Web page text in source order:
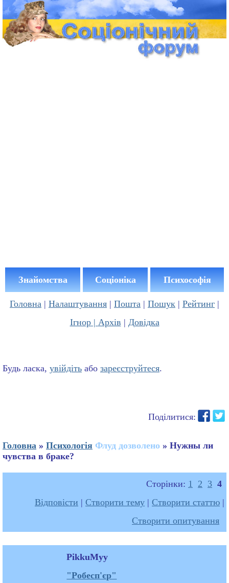
Знайомства Соціоніка Психософія
Головна | Налаштування | Пошта | Пошук | Рейтинг |
Ігнор | Архів | Довідка
Будь ласка, увійдіть або зареєструйтеся.
Поділитися:
Головна » Психологія Флуд дозволено » Нужны ли
чувства в браке?
Сторінки: 1 2 3 4
Відповісти | Створити тему | Створити статтю |
Створити опитування
PikkuMyy
"Робесп'єр"